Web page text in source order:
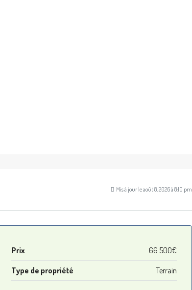
Mis à jour le août 8, 2026 à 8:10 pm
Prix 66 500€
Type de propriété Terrain